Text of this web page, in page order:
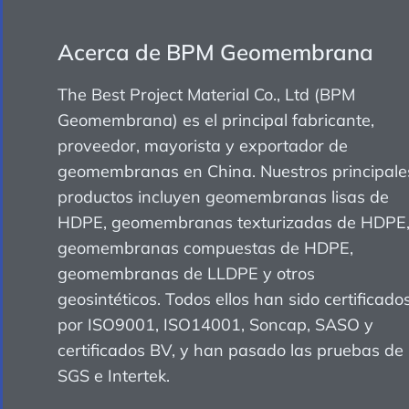
Acerca de BPM Geomembrana
The Best Project Material Co., Ltd (BPM
Geomembrana) es el principal fabricante,
proveedor, mayorista y exportador de
geomembranas en China. Nuestros
productos incluyen geomembranas lisas de
HDPE, geomembranas texturizadas de
geomembranas compuestas de HDPE,
geomembranas de LLDPE y otros
geosintéticos. Todos ellos han sido
por ISO9001, ISO14001, Soncap, SASO y
certificados BV, y han pasado las pruebas de
SGS e Intertek.